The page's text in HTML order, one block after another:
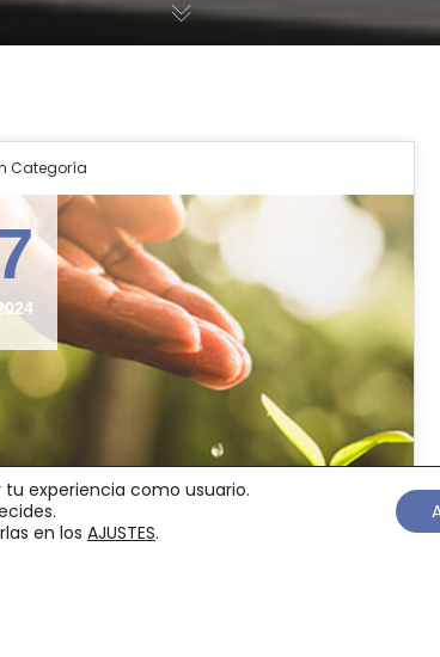
Categoría
experiencia como usuario.
en los AJUSTES.